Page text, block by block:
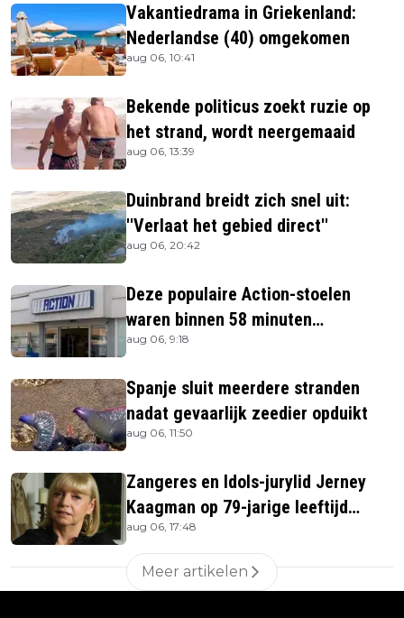
Vakantiedrama in Griekenland:
Nederlandse (40) omgekomen
aug 06, 10:41
Bekende politicus zoekt ruzie op
het strand, wordt neergemaaid
aug 06, 13:39
Duinbrand breidt zich snel uit:
''Verlaat het gebied direct''
aug 06, 20:42
Deze populaire Action-stoelen
waren binnen 58 minuten
uitverkocht zijn vandaag weer te
aug 06, 9:18
Spanje sluit meerdere stranden
nadat gevaarlijk zeedier opduikt
aug 06, 11:50
Zangeres en Idols-jurylid Jerney
Kaagman op 79-jarige leeftijd
overleden
aug 06, 17:48
Meer artikelen